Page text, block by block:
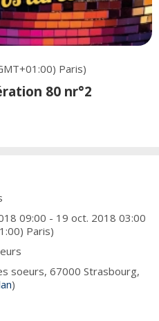
Paris)
80 nr°2
09:00 - 19 oct. 2018 03:00
Paris)
soeurs, 67000 Strasbourg,
)